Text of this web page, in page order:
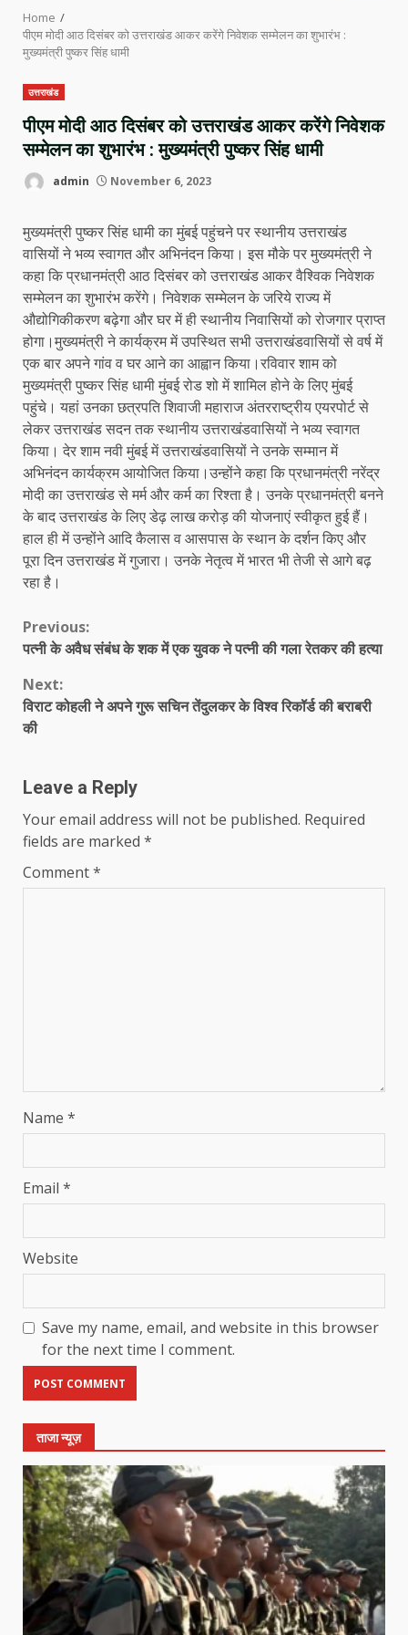
Home
पीएम मोदी आठ दिसंबर को उत्तराखंड आकर करेंगे निवेशक सम्मेलन का शुभारंभ :
मुख्यमंत्री पुष्कर सिंह धामी
उत्तराखंड
पीएम मोदी आठ दिसंबर को उत्तराखंड आकर करेंगे निवेशक
सम्मेलन का शुभारंभ : मुख्यमंत्री पुष्कर सिंह धामी
admin November 6, 2023
मुख्यमंत्री पुष्कर सिंह धामी का मुंबई पहुंचने पर स्थानीय उत्तराखंड
वासियों ने भव्य स्वागत और अभिनंदन किया। इस मौके पर मुख्यमंत्री ने
कहा कि प्रधानमंत्री आठ दिसंबर को उत्तराखंड आकर वैश्विक निवेशक
सम्मेलन का शुभारंभ करेंगे। निवेशक सम्मेलन के जरिये राज्य में
औद्योगिकीकरण बढ़ेगा और घर में ही स्थानीय निवासियों को रोजगार प्राप्त
होगा।मुख्यमंत्री ने कार्यक्रम में उपस्थित सभी उत्तराखंडवासियों से वर्ष में
एक बार अपने गांव व घर आने का आह्वान किया।रविवार शाम को
मुख्यमंत्री पुष्कर सिंह धामी मुंबई रोड शो में शामिल होने के लिए मुंबई
पहुंचे। यहां उनका छत्रपति शिवाजी महाराज अंतरराष्ट्रीय एयरपोर्ट से
लेकर उत्तराखंड सदन तक स्थानीय उत्तराखंडवासियों ने भव्य स्वागत
किया। देर शाम नवी मुंबई में उत्तराखंडवासियों ने उनके सम्मान में
अभिनंदन कार्यक्रम आयोजित किया।उन्होंने कहा कि प्रधानमंत्री नरेंद्र
मोदी का उत्तराखंड से मर्म और कर्म का रिश्ता है। उनके प्रधानमंत्री बनने
के बाद उत्तराखंड के लिए डेढ़ लाख करोड़ की योजनाएं स्वीकृत हुई हैं।
हाल ही में उन्होंने आदि कैलास व आसपास के स्थान के दर्शन किए और
पूरा दिन उत्तराखंड में गुजारा। उनके नेतृत्व में भारत भी तेजी से आगे बढ़
रहा है।
Continue
Previous:
पत्नी के अवैध संबंध के शक में एक युवक ने पत्नी की गला रेतकर की हत्या
Next:
विराट कोहली ने अपने गुरू सचिन तेंदुलकर के विश्व रिकॉर्ड की बराबरी
की
Leave a Reply
Your email address will not be published. Required
fields are marked *
Comment*
Name *
Email *
Website
Save my name, email, and website in this browser
for the next time I comment.
ताजा न्यूज़